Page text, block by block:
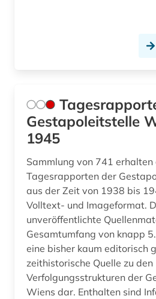
Gestapoleitstelle
1945
Sammlung von 741
Tagesrapporten der
aus der Zeit von 1938 bis
Volltext- und Imageformat.
unveröffentlichte
Gesamtumfang von knapp
eine bisher kaum editorisch
zeithistorische Quelle zu den
Verfolgungsstrukturen der
Wiens dar. Enthalten sind